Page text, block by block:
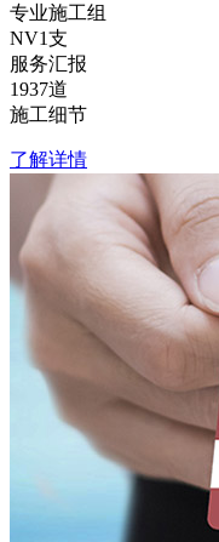
专业施工组
NV1支
服务汇报
1937道
施工细节
了解详情